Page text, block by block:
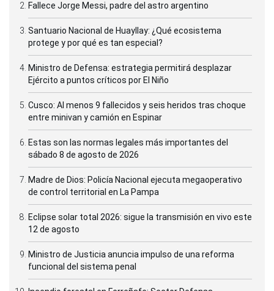
Fallece Jorge Messi, padre del astro argentino
Santuario Nacional de Huayllay: ¿Qué ecosistema
protege y por qué es tan especial?
Ministro de Defensa: estrategia permitirá desplazar
Ejército a puntos críticos por El Niño
Cusco: Al menos 9 fallecidos y seis heridos tras choque
entre minivan y camión en Espinar
Estas son las normas legales más importantes del
sábado 8 de agosto de 2026
Madre de Dios: Policía Nacional ejecuta megaoperativo
de control territorial en La Pampa
Eclipse solar total 2026: sigue la transmisión en vivo este
12 de agosto
Ministro de Justicia anuncia impulso de una reforma
funcional del sistema penal